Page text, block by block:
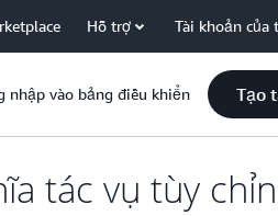
Hỗ trợ Tài khoản của
nhập vào bảng điều khiển Tạo
tác vụ tùy